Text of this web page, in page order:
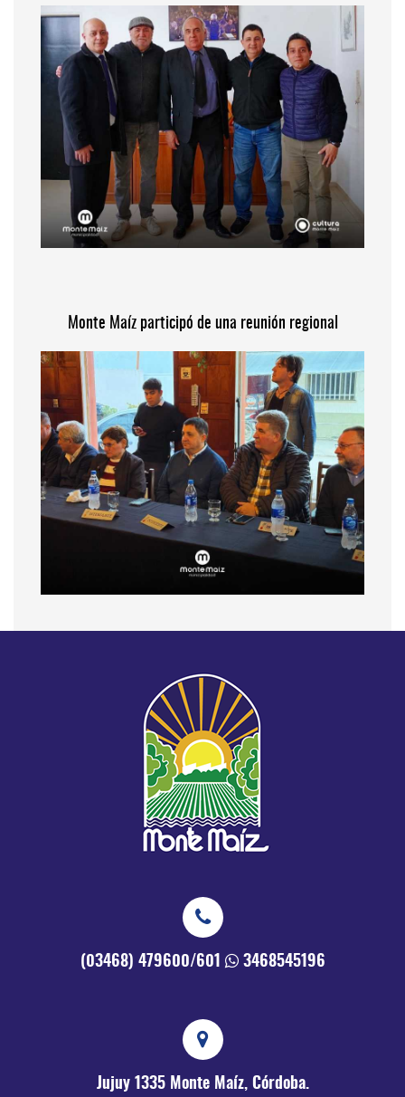
Monte Maíz participó de una reunión regional
(03468) 479600/601 3468545196
Jujuy 1335 Monte Maíz, Córdoba.